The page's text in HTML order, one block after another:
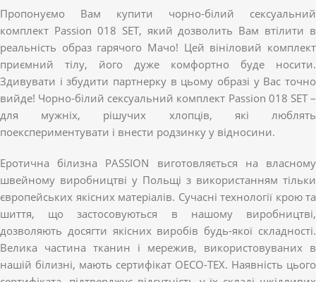
Пропонуємо Вам купити чорно-білий сексуальний
комплект Passion 018 SET, який дозволить Вам втілити в
реальність образ гарячого Мачо! Цей вініловий комплект
приємний тілу, його дуже комфортно буде носити.
Здивувати і збудити партнерку в цьому образі у Вас точно
вийде! Чорно-білий сексуальний комплект Passion 018 SET –
для мужніх, рішучих хлопців, які люблять
поекспериментувати і внести родзинку у відносини.
Еротична білизна PASSION виготовляється на власному
швейному виробництві у Польщі з використанням тільки
європейських якісних матеріалів. Сучасні технології крою та
шиття, що застосовуються в нашому виробництві,
дозволяють досягти якісних виробів будь-якої складності.
Велика частина тканин і мережив, використовуваних в
нашій білизні, мають сертифікат OECO-TEX. Наявність цього